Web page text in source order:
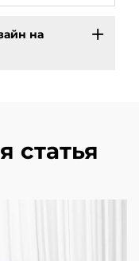
на
статья